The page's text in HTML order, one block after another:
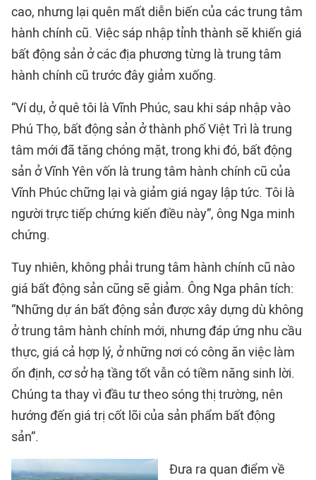
cao, nhưng lại quên mất diễn biến của các trung tâm
hành chính cũ. Việc sáp nhập tỉnh thành sẽ khiến giá
bất động sản ở các địa phương từng là trung tâm
hành chính cũ trước đây giảm xuống.
“Ví dụ, ở quê tôi là Vĩnh Phúc, sau khi sáp nhập vào
Phú Thọ, bất động sản ở thành phố Việt Trì là trung
tâm mới đã tăng chóng mặt, trong khi đó, bất động
sản ở Vĩnh Yên vốn là trung tâm hành chính cũ của
Vĩnh Phúc chững lại và giảm giá ngay lập tức. Tôi là
người trực tiếp chứng kiến điều này”, ông Nga minh
chứng.
Tuy nhiên, không phải trung tâm hành chính cũ nào
giá bất động sản cũng sẽ giảm. Ông Nga phân tích:
“Những dự án bất động sản được xây dựng dù không
ở trung tâm hành chính mới, nhưng đáp ứng nhu cầu
thực, giá cả hợp lý, ở những nơi có công ăn việc làm
ổn định, cơ sở hạ tầng tốt vẫn có tiềm năng sinh lời.
Chúng ta thay vì đầu tư theo sóng thị trường, nên
hướng đến giá trị cốt lõi của sản phẩm bất động
sản”.
Đưa ra quan điểm về